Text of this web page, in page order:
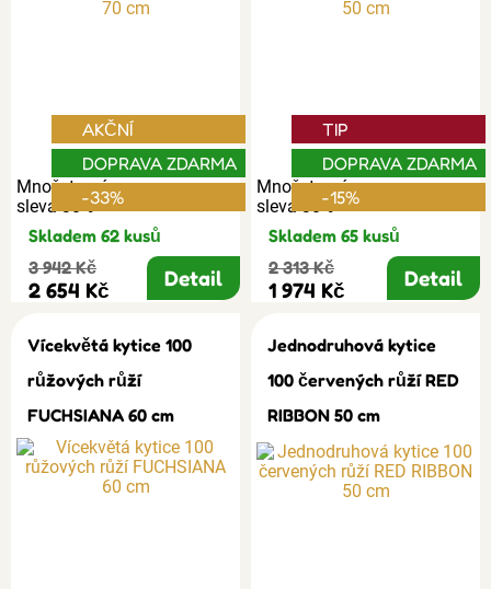
Množstevní
sleva 30%
AKČNÍ
DOPRAVA ZDARMA
-33%
Skladem 62 kusů
3 942 Kč
2 654 Kč Detail
Množstevní
sleva 30%
TIP
DOPRAVA ZDARMA
-15%
Skladem 65 kusů
2 313 Kč
1 974 Kč Detail
Vícekvětá kytice 100
růžových růží
FUCHSIANA 60 cm
Jednodruhová kytice
100 červených růží RED
RIBBON 50 cm